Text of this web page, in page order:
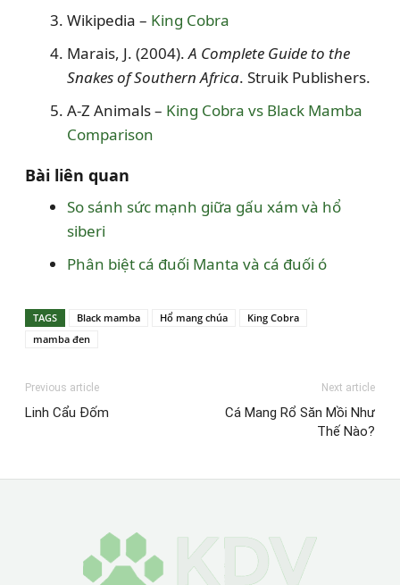
Wikipedia – King Cobra
Marais, J. (2004).A Complete Guide to the
Snakes of Southern Africa. Struik Publishers.
A-Z Animals – King Cobra vs Black Mamba
Comparison
Bài liên quan
So sánh sức mạnh giữa gấu xám và hổ
siberi
Phân biệt cá đuối Manta và cá đuối ó
TAGS Black mamba Hổ mang chúa
King Cobra
mamba đen
Previous article
Linh Cẩu Đốm
Next article
Cá Mang Rổ Săn Mồi Như
Thế Nào?